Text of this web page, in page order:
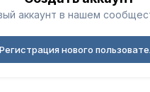
аккаунт в нашем
Регистрация нового